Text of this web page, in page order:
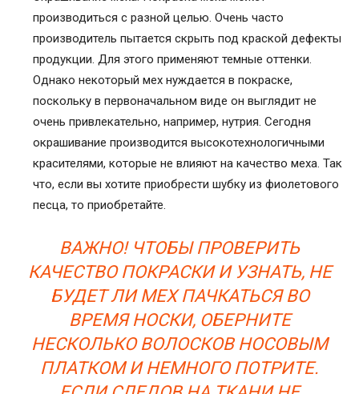
производиться с разной целью. Очень часто
производитель пытается скрыть под краской дефекты
продукции. Для этого применяют темные оттенки.
Однако некоторый мех нуждается в покраске,
поскольку в первоначальном виде он выглядит не
очень привлекательно, например, нутрия. Сегодня
окрашивание производится высокотехнологичными
красителями, которые не влияют на качество меха. Так
что, если вы хотите приобрести шубку из фиолетового
песца, то приобретайте.
ВАЖНО! ЧТОБЫ ПРОВЕРИТЬ
КАЧЕСТВО ПОКРАСКИ И УЗНАТЬ, НЕ
БУДЕТ ЛИ МЕХ ПАЧКАТЬСЯ ВО
ВРЕМЯ НОСКИ, ОБЕРНИТЕ
НЕСКОЛЬКО ВОЛОСКОВ НОСОВЫМ
ПЛАТКОМ И НЕМНОГО ПОТРИТЕ.